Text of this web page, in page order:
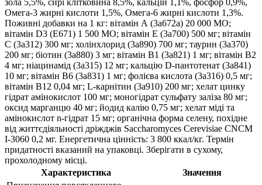
зола 5,5%, сирі клітковина 8,5%, кальцій 1,1%, фосфор 0,9%,
Омега-3 жирні кислоти 1,5%, Омега-6 жирні кислоти 1,3%.
Поживні добавки на 1 кг: вітамін А (3a672a) 20 000 МО;
вітамін D3 (E671) 1 500 МО; вітамін E (3a700) 500 мг; вітамін
С (3a312) 300 мг; холінхлорид (3a890) 700 мг; таурин (3a370)
200 мг; біотин (3a880) 3 мг; вітамін В1 (3a821) 1 мг; вітамін В2
4 мг; ніацинамід (3a315) 12 мг; кальцію D-пантотенат (3a841)
10 мг; вітамін В6 (3a831) 1 мг; фолієва кислота (3a316) 0,5 мг;
вітамін В12 0,04 мг; L-карнітин (3a910) 200 мг; хелат цинку
гідрат амінокислот 100 мг; моногідрат сульфату заліза 80 мг;
оксид марганцю 40 мг; йодид калію 0,75 мг; хелат міді та
амінокислот n-гідрат 15 мг; органічна форма селену, похідне
від життєдіяльності дріжджів Saccharomyces Cerevisiae CNCM
I-3060 0,2 мг. Енергетична цінність: 3 800 ккал/кг. Термін
придатності вказаний на упаковці. Зберігати в сухому,
прохолодному місці.
Характеристика
Значення